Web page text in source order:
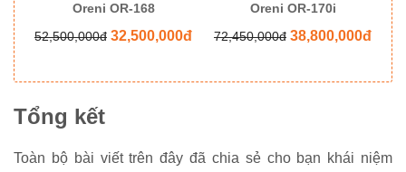
Oreni OR-168
52,500,000đ 32,500,000đ
Oreni OR-170i
72,450,000đ 38,800,000đ
Tổng kết
Toàn bộ bài viết trên đây đã chia sẻ cho bạn khái niệm